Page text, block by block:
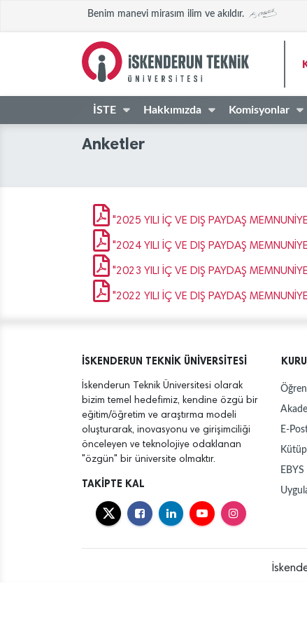
Benim manevi mirasım ilim ve akıldır.
İSTE Hakkımızda Komisyonlar
Anketler
"2025 YILI İÇ VE DIŞ PAYDAŞ
"2024 YILI İÇ VE DIŞ PAYDAŞ
"2023 YILI İÇ VE DIŞ PAYDAŞ
"2022 YILI İÇ VE DIŞ PAYDAŞ
İSKENDERUN TEKNİK ÜNİVERSİTESİ
İskenderun Teknik Üniversitesi olarak
bizim temel hedefimiz, kendine özgü bir
eğitim/öğretim ve araştırma modeli
oluşturarak, inovasyonu ve girişimciliği
önceleyen ve teknolojiye odaklanan
"özgün" bir üniversite olmaktır.
TAKİPTE KAL
E-
EBYS